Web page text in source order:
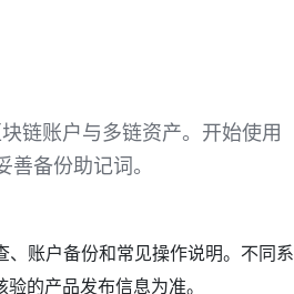
账户与多链资产。开始使用
备份助记词。
账户备份和常见操作说明。不同系
的产品发布信息为准。